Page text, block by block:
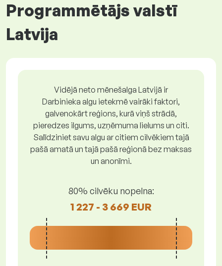
Programmētājs valstī
Latvija
Vidējā neto mēnešalga Latvijā ir
Darbinieka algu ietekmē vairāki faktori,
galvenokārt reģions, kurā viņš strādā,
pieredzes ilgums, uzņēmuma lielums un citi.
Salīdziniet savu algu ar citiem cilvēkiem tajā
pašā amatā un tajā pašā reģionā bez maksas
un anonīmi.
80% cilvēku nopelna:
1 227 - 3 669 EUR